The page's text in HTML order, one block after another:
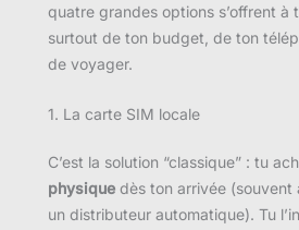
quatre grandes options s’offrent à
surtout de ton budget, de ton
de voyager.
1. La carte SIM locale
C’est la solution “classique” : tu
physique dès ton arrivée (souvent
un distributeur automatique). Tu